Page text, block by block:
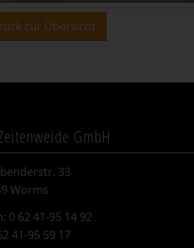
zur Übersicht
GmbH
33
Worms
0 62 41-95 14 92
41-95 59 17